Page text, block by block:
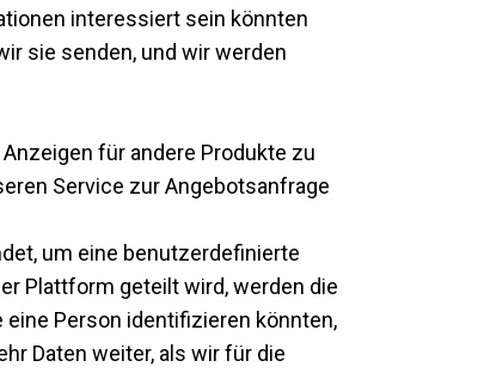
interessiert sein könnten
sie senden, und wir werden
für andere Produkte zu
Service zur Angebotsanfrage
um eine benutzerdefinierte
Plattform geteilt wird, werden die
eine Person identifizieren könnten,
Daten weiter, als wir für die